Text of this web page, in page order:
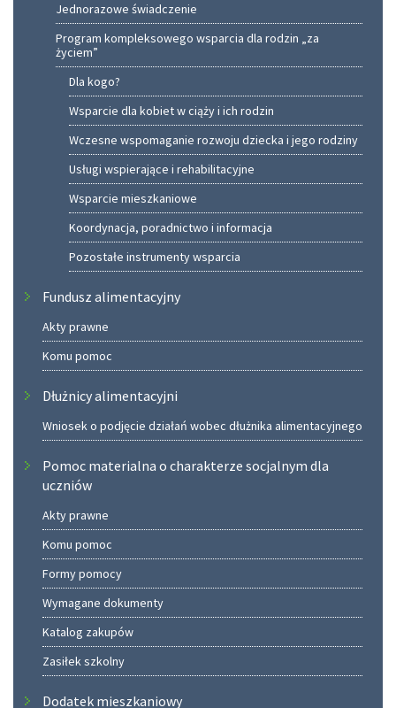
Jednorazowe świadczenie
Program kompleksowego wsparcia dla rodzin „za
życiem”
Dla kogo?
Wsparcie dla kobiet w ciąży i ich rodzin
Wczesne wspomaganie rozwoju dziecka i jego rodziny
Usługi wspierające i rehabilitacyjne
Wsparcie mieszkaniowe
Koordynacja, poradnictwo i informacja
Pozostałe instrumenty wsparcia
Fundusz alimentacyjny
Akty prawne
Komu pomoc
Dłużnicy alimentacyjni
Wniosek o podjęcie działań wobec dłużnika alimentacyjnego
Pomoc materialna o charakterze socjalnym dla
uczniów
Akty prawne
Komu pomoc
Formy pomocy
Wymagane dokumenty
Katalog zakupów
Zasiłek szkolny
Dodatek mieszkaniowy